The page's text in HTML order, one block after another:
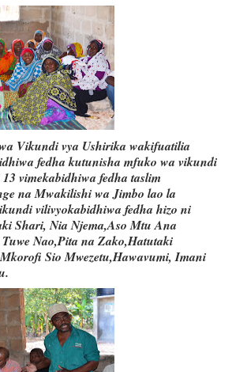
Vikundi vya Ushirika wakifuatilia
fedha kutunisha mfuko wa vikundi
vimekabidhiwa fedha taslim
na Mwakilishi wa Jimbo lao la
vilivyokabidhiwa fedha hizo ni
Shari, Nia Njema,Aso Mtu Ana
Nao,Pita na Zako,Hatutaki
Sio Mwezetu,Hawavumi, Imani